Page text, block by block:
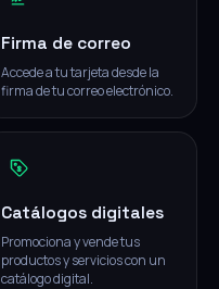
Firma de correo
Accede a tu tarjeta desde la
firma de tu correo electrónico.
Catálogos digitales
Promociona y vende tus
productos y servicios con un
catálogo digital.